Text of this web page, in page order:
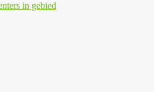
in gebied